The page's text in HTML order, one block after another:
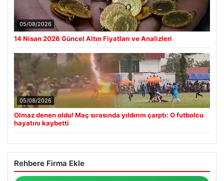
05/08/2026
14 Nisan 2026 Güncel Altın Fiyatları ve Analizleri
05/08/2026
Olmaz denen oldu! Maç sırasında yıldırım çarptı: O futbolcu
hayatını kaybetti
Rehbere Firma Ekle